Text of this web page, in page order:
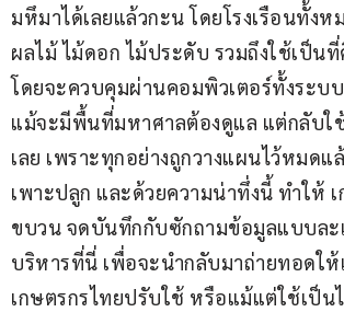
มหึมาได้เลยแล้วกะน โดยโรงเรือนทั้ง
ผลไม้ ไม้ดอก ไม้ประดับ รวมถึงใช้เป็น
โดยจะควบคุมผ่านคอมพิวเตอร์ทั้งระบ
แม้จะมีพื้นที่มหาศาลต้องดูแล แต่กลับใช้
เลย เพราะทุกอย่างถูกวางแผนไว้หมดแ
เพาะปลูก และด้วยความน่าทึ่งนี้ ทำให้
ขบวน จดบันทึกกับซักถามข้อมูลแบบละ
บริหารที่นี่ เพื่อจะนำกลับมาถ่ายทอดให้
เกษตรกรไทยปรับใช้ หรือแม้แต่ใช้เป็น